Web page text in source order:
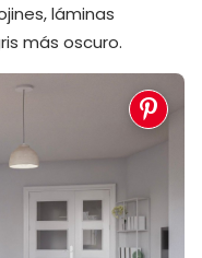
láminas
más oscuro.